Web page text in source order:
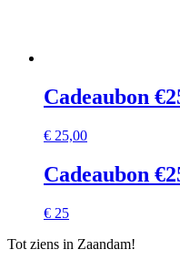
Cadeaubon
€ 25,00
Cadeaubon
€ 25
Tot ziens in Zaandam!